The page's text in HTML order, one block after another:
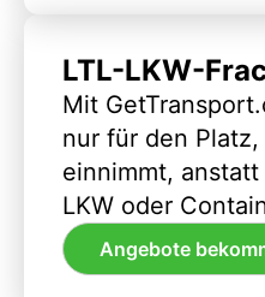
LTL-LKW-
Mit
nur für den
einnimmt,
LKW oder
Angebote